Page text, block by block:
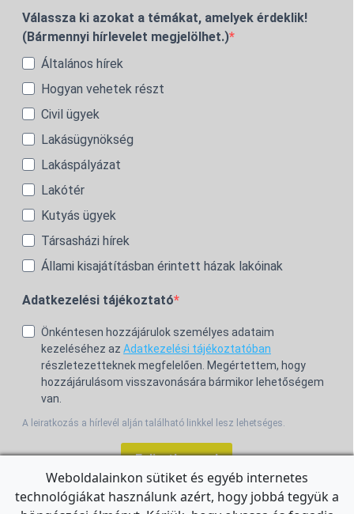
Válassza ki azokat a témákat, amelyek érdeklik!
(Bármennyi hírlevelet megjelölhet.)
Általános hírek
Hogyan vehetek részt
Civil ügyek
Lakásügynökség
Lakáspályázat
Lakótér
Kutyás ügyek
Társasházi hírek
Állami kisajátításban érintett házak lakóinak
Adatkezelési tájékoztató
Önkéntesen hozzájárulok személyes adataim
kezeléséhez az Adatkezelési tájékoztatóban
részletezetteknek megfelelően. Megértettem, hogy
hozzájárulásom visszavonására bármikor lehetőségem
van.
A leiratkozás a hírlevél alján található linkkel lesz lehetséges.
Feliratkozom!
Weboldalainkon sütiket és egyéb internetes
technológiákat használunk azért, hogy jobbá tegyük a